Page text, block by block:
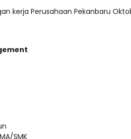
kerja Perusahaan Pekanbaru
SMK